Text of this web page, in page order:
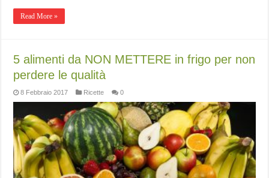
Read More »
5 alimenti da NON METTERE in frigo per non
perdere le qualità
8 Febbraio 2017 Ricette 0